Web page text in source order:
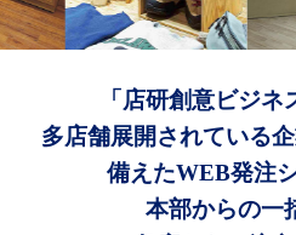
「店研創意ビジネ
多店舗展開されている
備えたWEB発注
本部からの一